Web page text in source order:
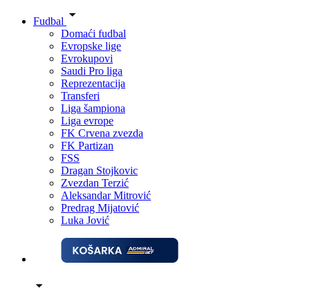
Fudbal
Domaći fudbal
Evropske lige
Evrokupovi
Saudi Pro liga
Reprezentacija
Transferi
Liga šampiona
Liga evrope
FK Crvena zvezda
FK Partizan
FSS
Dragan Stojkovic
Zvezdan Terzić
Aleksandar Mitrović
Predrag Mijatović
Luka Jović